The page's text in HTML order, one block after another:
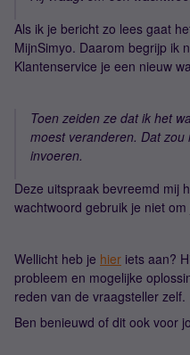
Als ik je bericht zo lees gaat
MijnSimyo. Daarom begrijp ik
Klantenservice je een nieuw
Toen zeiden ze dat ik het
moest veranderen. Dat
invoeren.
Deze uitspraak bevreemd mij
wachtwoord gebruik je niet
Wellicht heb je hier iets aan?
probleem en mogelijke
reden van de vraagsteller zelf.
Ben benieuwd of dit ook voor